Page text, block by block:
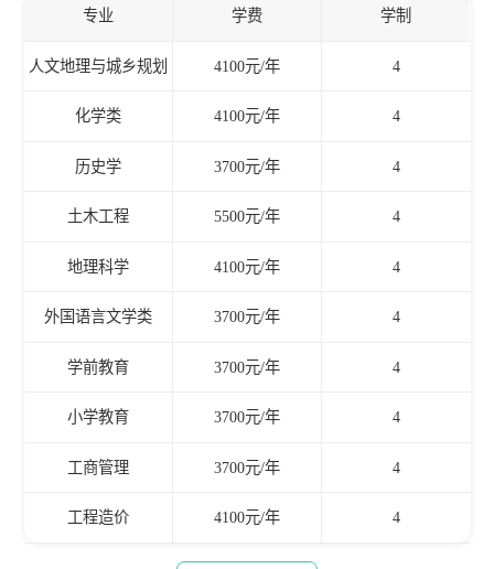
专业 学费 学制
人文地理与城乡规划 4100元/年 4
化学类 4100元/年 4
历史学 3700元/年 4
土木工程 5500元/年 4
地理科学 4100元/年 4
外国语言文学类 3700元/年 4
学前教育 3700元/年 4
小学教育 3700元/年 4
工商管理 3700元/年 4
工程造价 4100元/年 4